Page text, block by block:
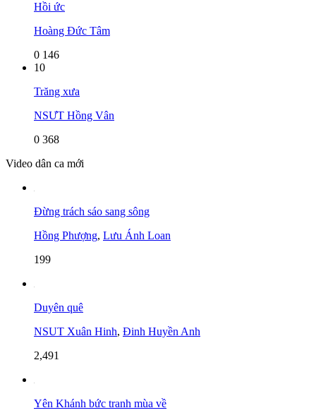
Hồi ức
Hoàng Đức Tâm
0 146
10
Trăng xưa
NSƯT Hồng Vân
0 368
Video dân ca mới
Đừng trách sáo sang sông
Hồng Phượng, Lưu Ánh Loan
199
Duyên quê
NSUT Xuân Hinh, Đinh Huyền Anh
2,491
Yên Khánh bức tranh mùa về